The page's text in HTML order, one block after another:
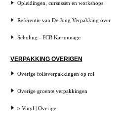
Opleidingen, cursussen en workshops
Referentie van De Jong Verpakking over
Scholing - FCB Kartonnage
VERPAKKING OVERIGEN
Overige folieverpakkingen op rol
Overige groente verpakkingen
≥ Vinyl | Overige